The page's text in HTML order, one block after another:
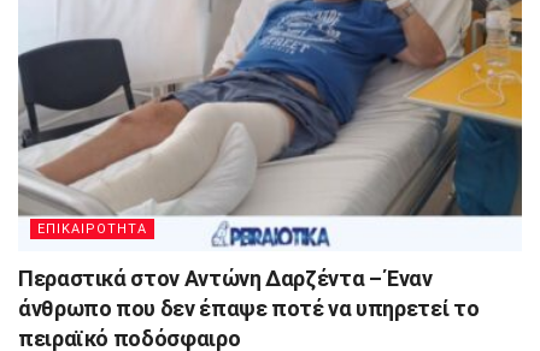
ΕΠΙΚΑΙΡΟΤΗΤΑ
Περαστικά στον Αντώνη Δαρζέντα – Έναν
άνθρωπο που δεν έπαψε ποτέ να υπηρετεί το
πειραϊκό ποδόσφαιρο